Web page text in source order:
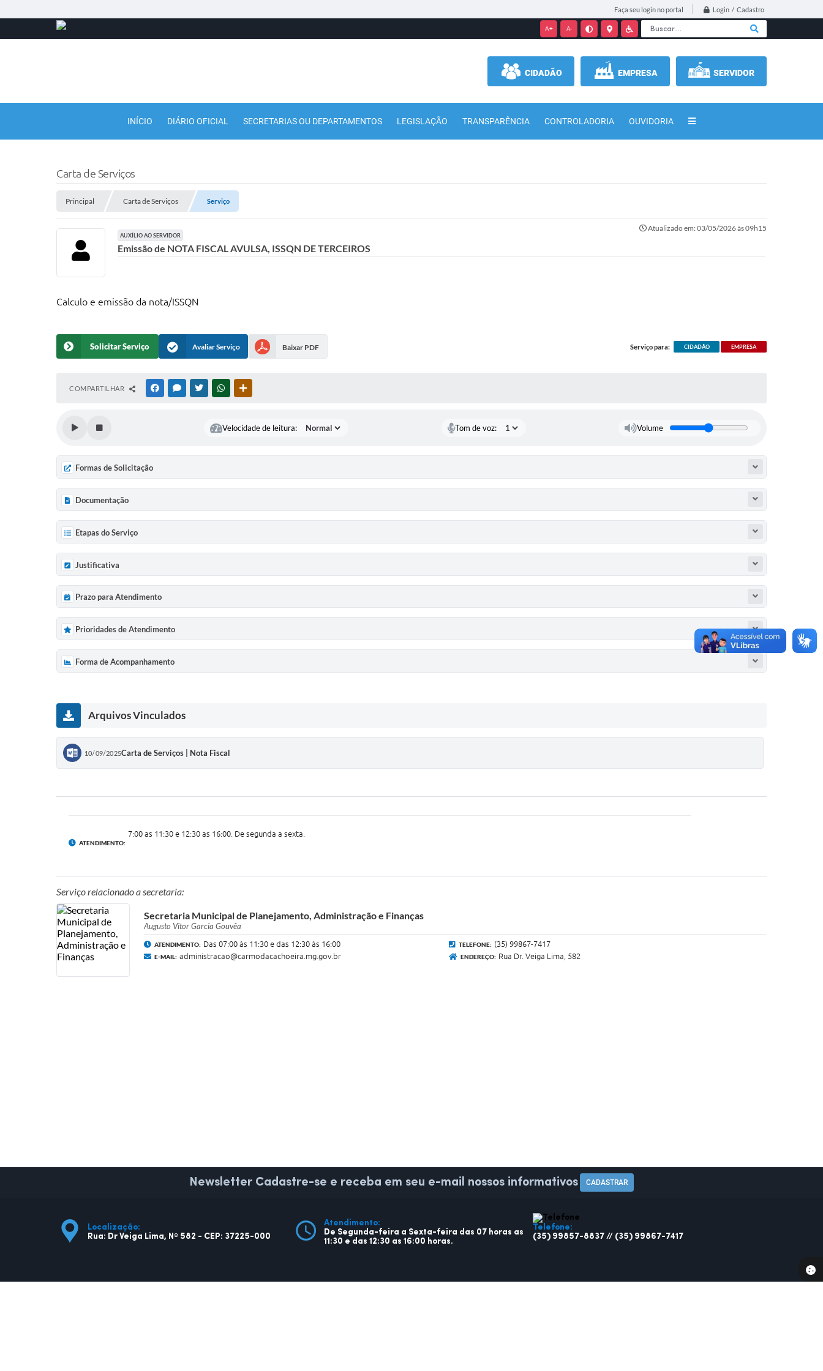
Faça seu login no portal Login / Cadastro
A+ A-
CIDADÃO EMPRESA SERVIDOR
INÍCIO DIÁRIO OFICIAL SECRETARIAS OU DEPARTAMENTOS LEGISLAÇÃO TRANSPARÊNCIA CONTROLADORIA OUVIDORIA
Carta de Serviços
Principal Carta de Serviços Serviço
Atualizado em: 03/05/2026 às 09h15
AUXÍLIO AO SERVIDOR
Emissão de NOTA FISCAL AVULSA, ISSQN DE TERCEIROS
Calculo e emissão da nota/ISSQN
Solicitar Serviço Avaliar Serviço Baixar PDF Serviço para: CIDADÃO EMPRESA
COMPARTILHAR FACEBOOKMESSENGER
TWITTERWHATSAPP
Velocidade de leitura: Tom de voz: Volume
Formas de Solicitação
Documentação
Etapas do Serviço
Justificativa
Prazo para Atendimento
Prioridades de Atendimento
Forma de Acompanhamento
Arquivos Vinculados
10/09/2025Carta de Serviços | Nota Fiscal
ATENDIMENTO:
7:00 as 11:30 e 12:30 as 16:00. De segunda a sexta.
Serviço relacionado a secretaria:
Secretaria Municipal de Planejamento, Administração e Finanças
Augusto Vitor Garcia Gouvêa
ATENDIMENTO: Das 07:00 às 11:30 e das 12:30 às 16:00 TELEFONE: (35) 99867-7417
E-MAIL: administracao@carmodacachoeira.mg.gov.br ENDEREÇO: Rua Dr. Veiga Lima, 582
Newsletter Cadastre-se e receba em seu e-mail nossos informativos CADASTRAR
Localização:
Rua: Dr Veiga Lima, Nº 582 - CEP: 37225-000
Atendimento:
De Segunda-feira a Sexta-feira das 07 horas as
11:30 e das 12:30 as 16:00 horas.
Telefone:
(35) 99857-8837 // (35) 99867-7417